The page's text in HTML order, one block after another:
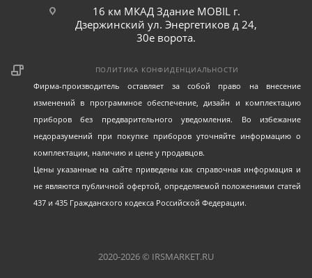
16 км МКАД Здание MOBIL г.
Дзержинский ул. Энергетиков д 24,
30е ворота.
ПОЛИТИКА КОНФИДЕНЦИАЛЬНОСТИ
Фирма-производитель оставляет за собой право на внесение
изменений в программное обеспечение, дизайн и комплектацию
приборов без предварительного уведомления. Во избежание
недоразумений при покупке приборов уточняйте информацию о
комплектации, наличию и цене у продавцов.
Цены указанные на сайте приведены как справочная информация и
не являются публичной офертой, определяемой положениями статей
437 и 435 Гражданского кодекса Российской Федерации.
2020-2026 © IRSMARKET.RU